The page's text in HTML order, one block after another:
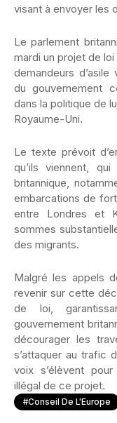
visant à envoyer les
Le parlement
mardi un projet de
demandeurs
du gouvernement
dans la politique de
Royaume-Uni.
Le texte prévoit
qu’ils viennent,
britannique,
embarcations de
entre Londres et
sommes
des migrants.
Malgré les appels
revenir sur cette
de loi,
gouvernement
décourager les
s’attaquer au trafic
voix s’élèvent
illégal de ce projet.
#Conseil De L'Europe